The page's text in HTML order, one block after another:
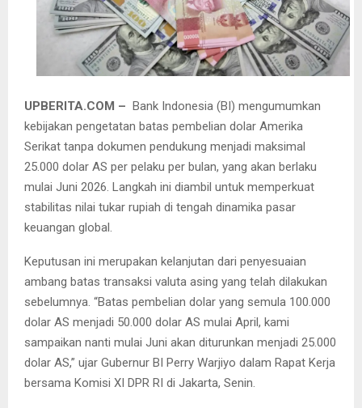
UPBERITA.COM – Bank Indonesia (BI) mengumumkan
kebijakan pengetatan batas pembelian dolar Amerika
Serikat tanpa dokumen pendukung menjadi maksimal
25.000 dolar AS per pelaku per bulan, yang akan berlaku
mulai Juni 2026. Langkah ini diambil untuk memperkuat
stabilitas nilai tukar rupiah di tengah dinamika pasar
keuangan global.
Keputusan ini merupakan kelanjutan dari penyesuaian
ambang batas transaksi valuta asing yang telah dilakukan
sebelumnya. “Batas pembelian dolar yang semula 100.000
dolar AS menjadi 50.000 dolar AS mulai April, kami
sampaikan nanti mulai Juni akan diturunkan menjadi 25.000
dolar AS,” ujar Gubernur BI Perry Warjiyo dalam Rapat Kerja
bersama Komisi XI DPR RI di Jakarta, Senin.